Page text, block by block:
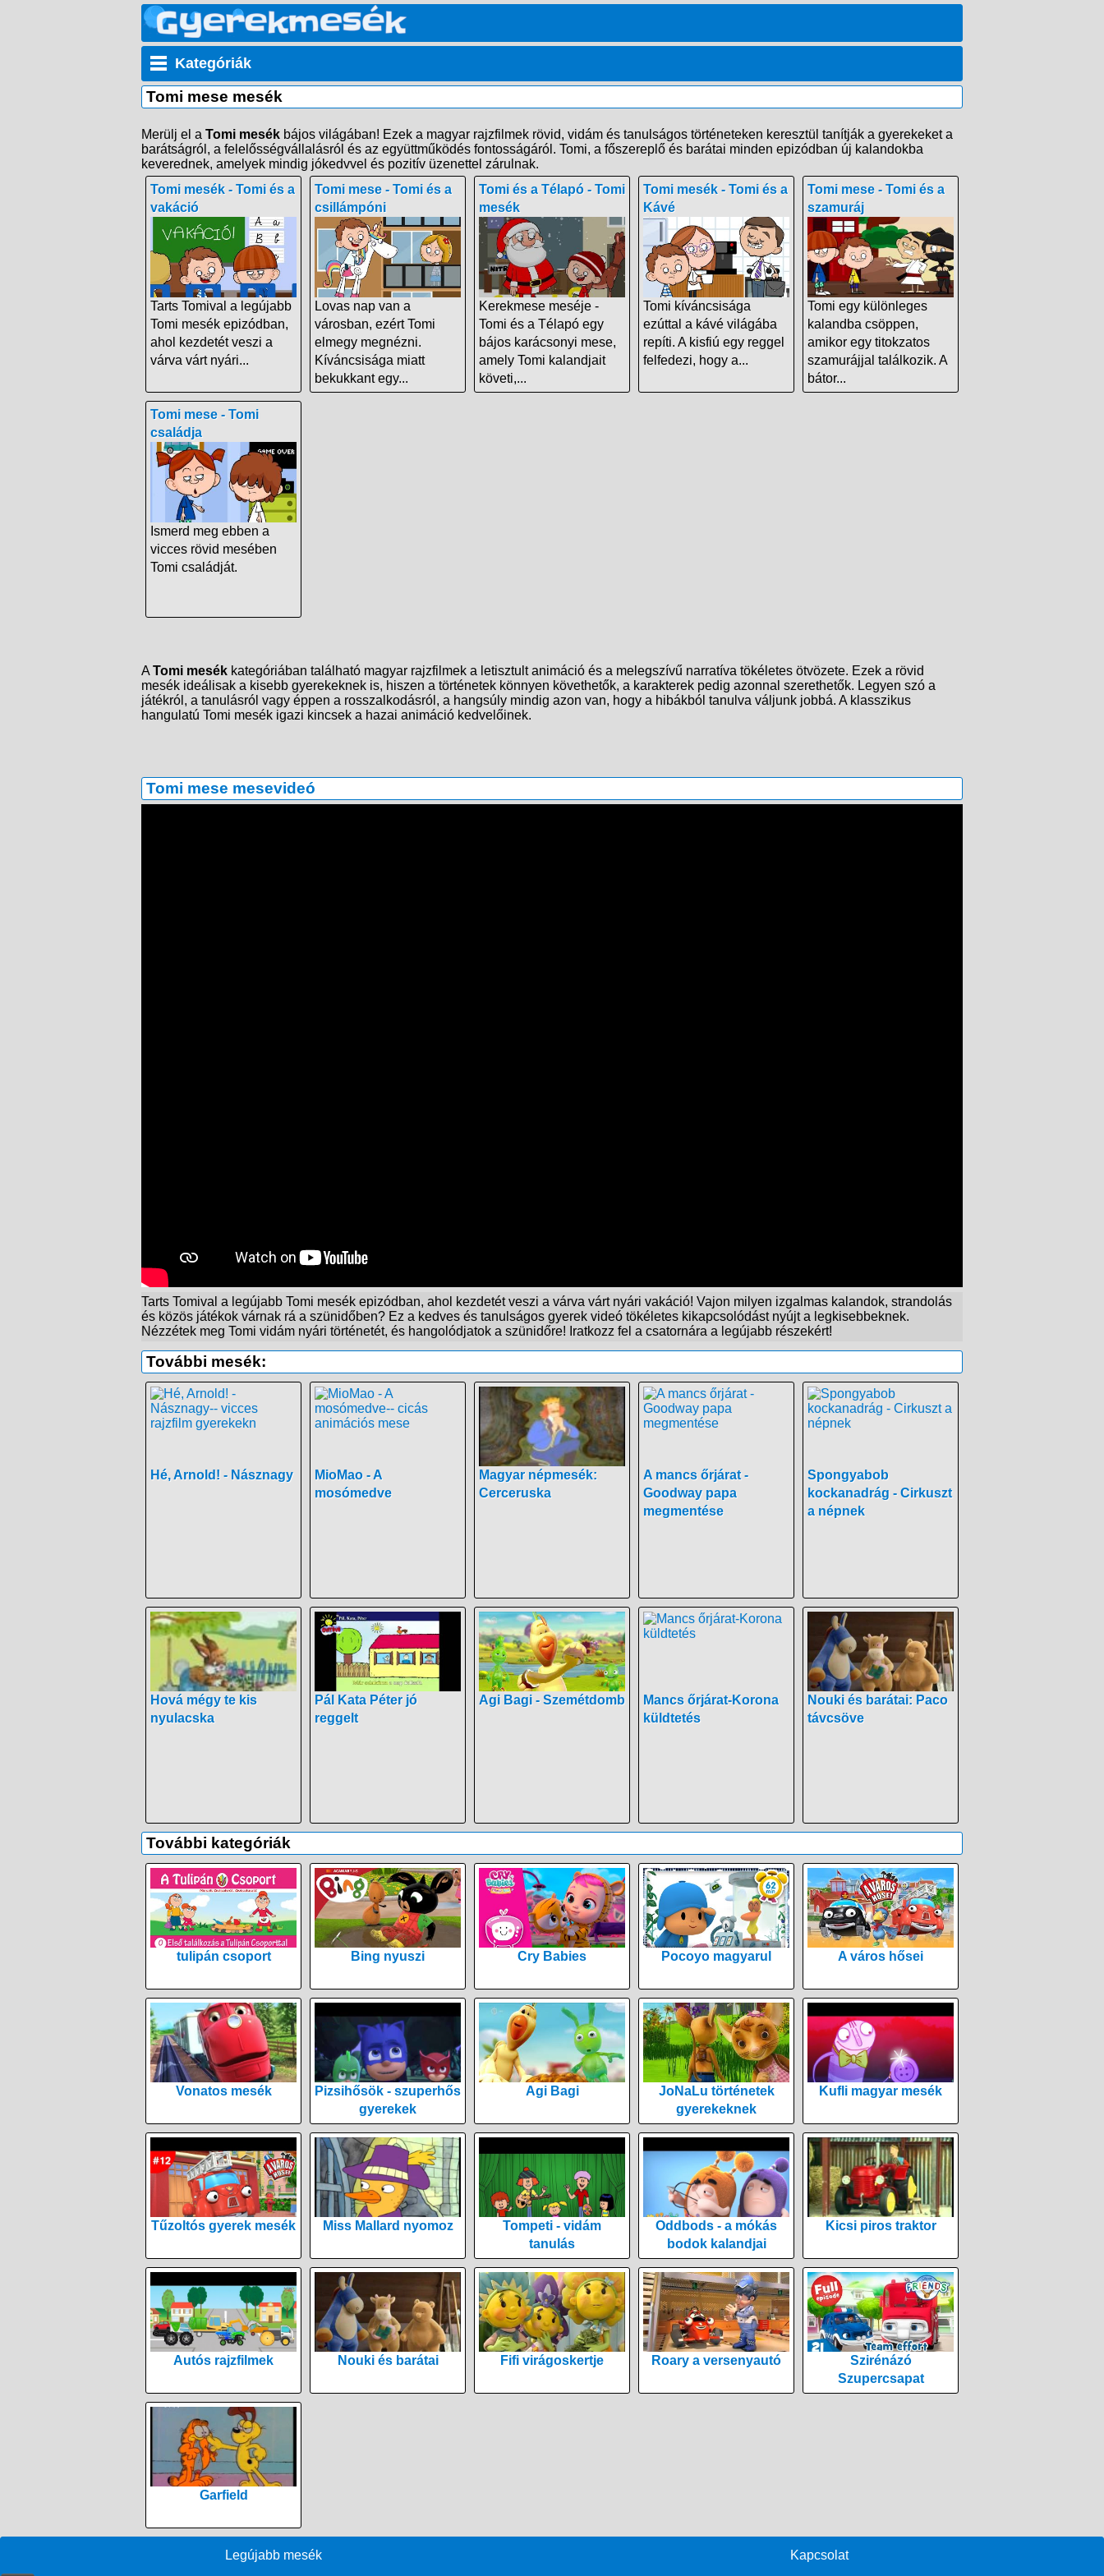
Kategóriák
Tomi mese mesék
Merülj el a Tomi mesék bájos világában! Ezek a magyar rajzfilmek rövid, vidám és tanulságos történeteken keresztül tanítják a gyerekeket a
barátságról, a felelősségvállalásról és az együttműködés fontosságáról. Tomi, a főszereplő és barátai minden epizódban új kalandokba
keverednek, amelyek mindig jókedvvel és pozitív üzenettel zárulnak.
Tomi mesék - Tomi és a
vakáció
Tarts Tomival a legújabb
Tomi mesék epizódban,
ahol kezdetét veszi a
várva várt nyári...
Tomi mese - Tomi és a
csillámpóni
Lovas nap van a
városban, ezért Tomi
elmegy megnézni.
Kíváncsisága miatt
bekukkant egy...
Tomi és a Télapó - Tomi
mesék
Kerekmese meséje -
Tomi és a Télapó egy
bájos karácsonyi mese,
amely Tomi kalandjait
követi,...
Tomi mesék - Tomi és a
Kávé
Tomi kíváncsisága
ezúttal a kávé világába
repíti. A kisfiú egy reggel
felfedezi, hogy a...
Tomi mese - Tomi és a
szamuráj
Tomi egy különleges
kalandba csöppen,
amikor egy titokzatos
szamurájjal találkozik. A
bátor...
Tomi mese - Tomi
családja
Ismerd meg ebben a
vicces rövid mesében
Tomi családját.
A Tomi mesék kategóriában található magyar rajzfilmek a letisztult animáció és a melegszívű narratíva tökéletes ötvözete. Ezek a rövid
mesék ideálisak a kisebb gyerekeknek is, hiszen a történetek könnyen követhetők, a karakterek pedig azonnal szerethetők. Legyen szó a
játékról, a tanulásról vagy éppen a rosszalkodásról, a hangsúly mindig azon van, hogy a hibákból tanulva váljunk jobbá. A klasszikus
hangulatú Tomi mesék igazi kincsek a hazai animáció kedvelőinek.
Tomi mese mesevideó
Tarts Tomival a legújabb Tomi mesék epizódban, ahol kezdetét veszi a várva várt nyári vakáció! Vajon milyen izgalmas kalandok, strandolás
és közös játékok várnak rá a szünidőben? Ez a kedves és tanulságos gyerek videó tökéletes kikapcsolódást nyújt a legkisebbeknek.
Nézzétek meg Tomi vidám nyári történetét, és hangolódjatok a szünidőre! Iratkozz fel a csatornára a legújabb részekért!
További mesék:
Hé, Arnold! - Násznagy
MioMao - A
mosómedve
Magyar népmesék:
Cerceruska
A mancs őrjárat -
Goodway papa
megmentése
Spongyabob
kockanadrág - Cirkuszt
a népnek
Hová mégy te kis
nyulacska
Pál Kata Péter jó
reggelt
Agi Bagi - Szemétdomb
Mancs őrjárat-Korona
küldtetés
Nouki és barátai: Paco
távcsöve
További kategóriák
tulipán csoport Bing nyuszi Cry Babies Pocoyo magyarul A város hősei
Vonatos mesék
Pizsihősök - szuperhős
gyerekek
Agi Bagi
JoNaLu történetek
gyerekeknek
Kufli magyar mesék
Tűzoltós gyerek mesék Miss Mallard nyomoz
Tompeti - vidám
tanulás
Oddbods - a mókás
bodok kalandjai
Kicsi piros traktor
Autós rajzfilmek Nouki és barátai Fifi virágoskertje Roary a versenyautó
Szirénázó
Szupercsapat
Garfield
Legújabb mesék Kapcsolat